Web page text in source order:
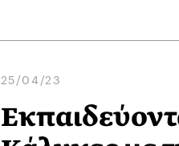
25/04/23